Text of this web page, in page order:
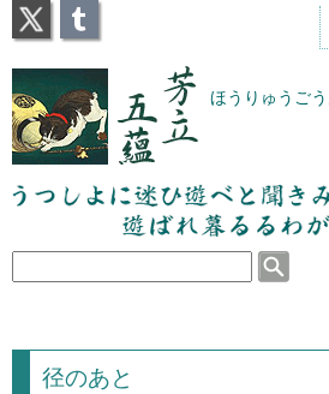
芳立五蘊 ほうりゅうご
うつしよに迷ひ遊べと聞きみれば遊
身なりけり
径のあと
X Tumblr